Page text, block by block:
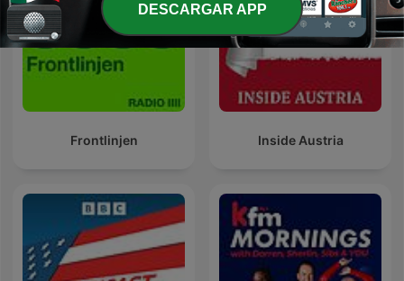
Frontlinjen Inside Austria
DESCARGAR APP